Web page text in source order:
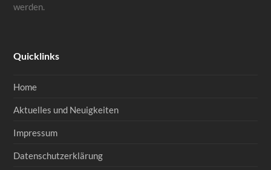
werden.
Quicklinks
Home
Aktuelles und Neuigkeiten
Impressum
Datenschutzerklärung